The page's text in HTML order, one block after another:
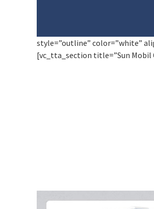
style=”outline” color=”white”
[vc_tta_section title=”Sun